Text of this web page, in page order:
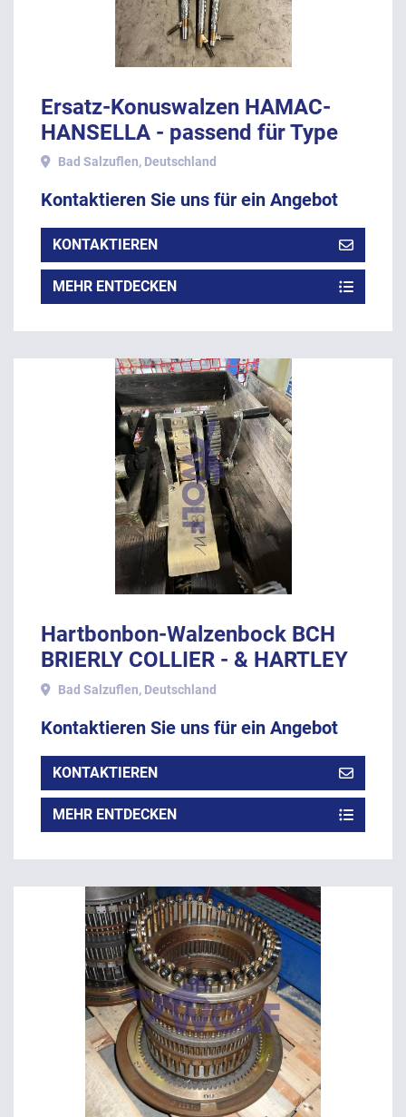
Ersatz-Konuswalzen HAMAC-
HANSELLA - passend für Type
19-K.
Bad Salzuflen, Deutschland
Kontaktieren Sie uns für ein Angebot
KONTAKTIEREN
MEHR ENTDECKEN
Hartbonbon-Walzenbock BCH
BRIERLY COLLIER - & HARTLEY
Ltd. mit Handkurbel.
Bad Salzuflen, Deutschland
Kontaktieren Sie uns für ein Angebot
KONTAKTIEREN
MEHR ENTDECKEN